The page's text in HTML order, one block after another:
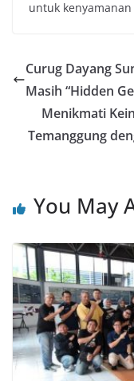
untuk
Curug Dayang
Masih “Hidden
Menikmati
Temanggung
You May